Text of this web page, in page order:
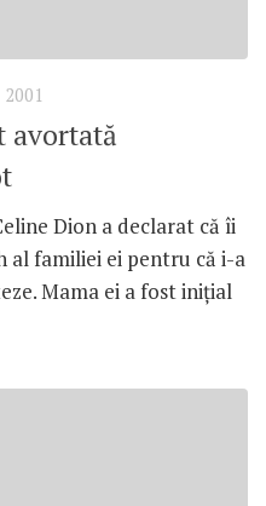
avortată
Dion a declarat că îi
familiei ei pentru că i-a
Mama ei a fost iniţial